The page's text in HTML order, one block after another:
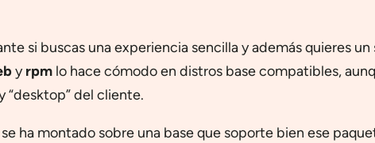
si buscas una experiencia sencilla y además quieres
yrpmlo hace cómodo en distros base compatibles,
del cliente.
ha montado sobre una base que soporte bien ese